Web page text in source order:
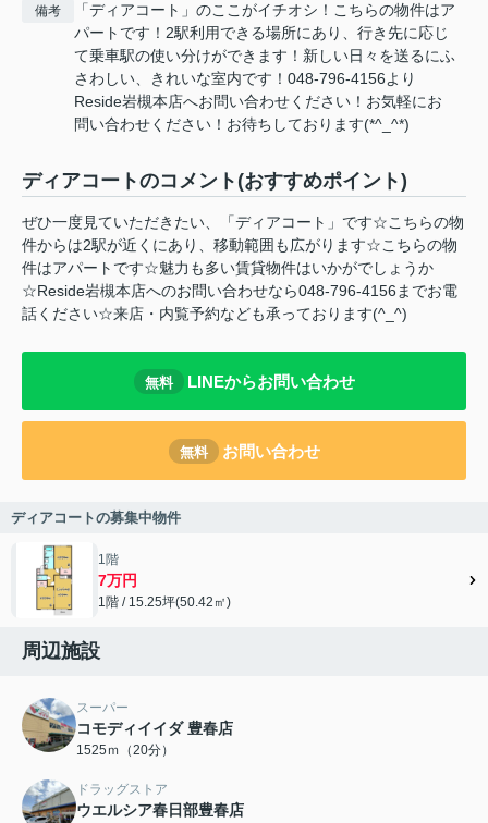
備考
「ディアコート」のここがイチオシ！こちらの物件はア
パートです！2駅利用できる場所にあり、行き先に応じ
て乗車駅の使い分けができます！新しい日々を送るにふ
さわしい、きれいな室内です！048-796-4156より
Reside岩槻本店へお問い合わせください！お気軽にお
問い合わせください！お待ちしております(*^_^*)
ディアコートのコメント(おすすめポイント)
ぜひ一度見ていただきたい、「ディアコート」です☆こちらの物
件からは2駅が近くにあり、移動範囲も広がります☆こちらの物
件はアパートです☆魅力も多い賃貸物件はいかがでしょうか
☆Reside岩槻本店へのお問い合わせなら048-796-4156までお電
話ください☆来店・内覧予約なども承っております(^_^)
無料 LINEからお問い合わせ
無料 お問い合わせ
ディアコートの募集中物件
1階
7万円
1階 / 15.25坪(50.42㎡)
周辺施設
スーパー
コモディイイダ 豊春店
1525ｍ（20分）
ドラッグストア
ウエルシア春日部豊春店